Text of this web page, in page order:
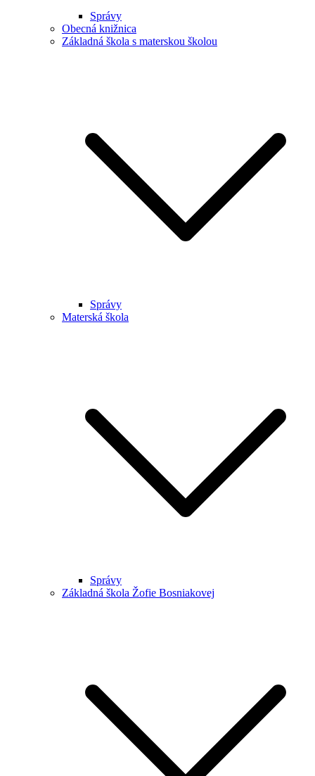
Správy
Obecná knižnica
Základná škola s materskou školou
Správy
Materská škola
Správy
Základná škola Žofie Bosniakovej